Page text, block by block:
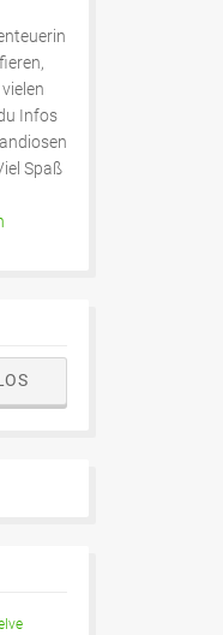
Infos
Spaß